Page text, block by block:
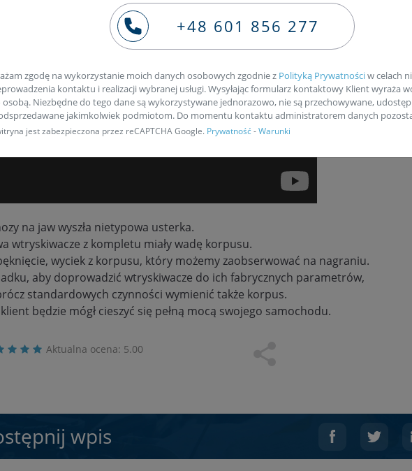
na jaw wyszła nietypowa usterka.
wtryskiwacze z kompletu miały wadę korpusu.
wyciek z korpusu, który możemy zaobserwować na nagraniu.
aby doprowadzić wtryskiwacze do ich fabrycznych parametrów,
standardowych czynności wymienić także korpus.
będzie mógł cieszyć się pełną mocą swojego samochodu.
Aktualna ocena: 5.00
wpis
+48 601 856 277
zgodę na wykorzystanie moich danych osobowych zgodnie z Polityką Prywatnościw celach
kontaktu i realizacji wybranej usługi. Wysyłając formularz kontaktowy Klient wyraża
osobą. Niezbędne do tego dane są wykorzystywane jednorazowo, nie są przechowywane,
jakimkolwiek podmiotom. Do momentu kontaktu administratorem danych
jest zabezpieczona przez reCAPTCHA Google. Prywatność-Warunki